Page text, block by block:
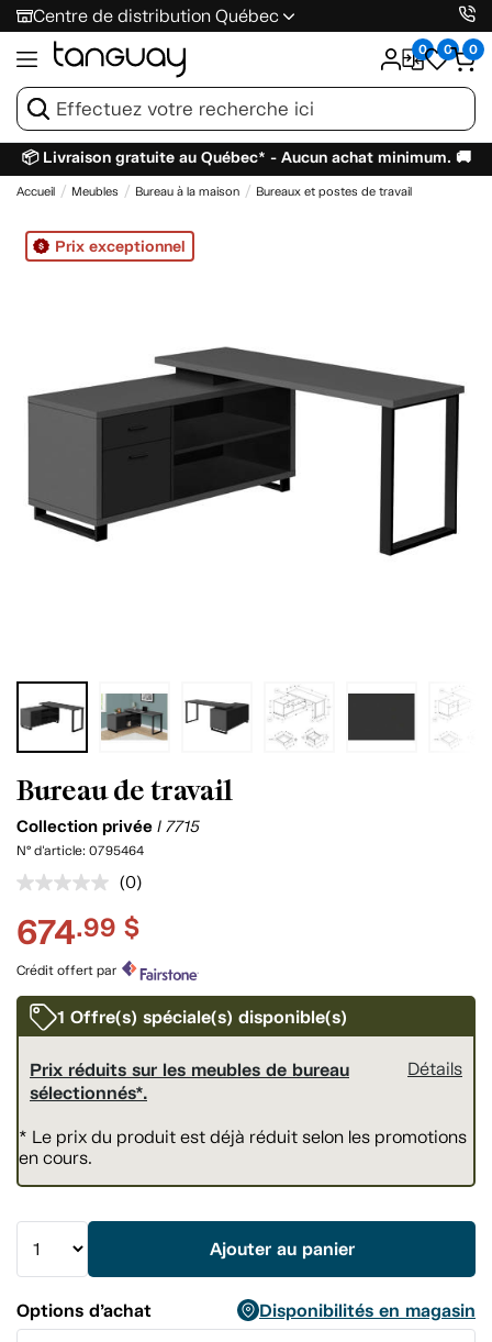
Centre de distribution Québec
0 0 0
📦 Livraison gratuite au Québec* - Aucun achat minimum. 🚚
Accueil Meubles Bureau à la maison Bureaux et postes de travail
Prix exceptionnel
Bureau de travail
Collection privée I 7715
N° d'article: 0795464
Aucune
pour
ce
produit.
Lien
vers
la
même
(0)
674.99 $
Crédit offert par
1 Offre(s) spéciale(s) disponible(s)
Prix réduits sur les meubles de bureau
sélectionnés*.
Détails
* Le prix du produit est déjà réduit selon les promotions
en cours.
Ajouter au panier
Options d’achat
Disponibilités en magasin